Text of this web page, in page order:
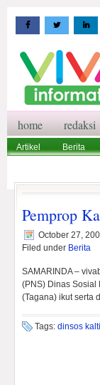
home redaksi
Artikel Berita
Pemprop
October 27,
Filed under Berita
SAMARINDA –
(PNS) Dinas Sosial
(Tagana) ikut serta
Tags: dinsos